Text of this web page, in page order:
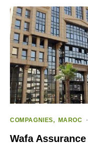
COMPAGNIES MAROC
Wafa